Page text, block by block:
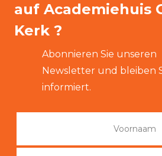
auf Academiehuis
Kerk ?
Abonnieren Sie unseren
Newsletter und bleiben
informiert.